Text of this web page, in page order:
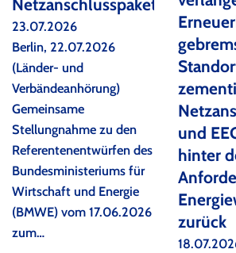
Netzanschlusspaket
23.07.2026
Berlin, 22.07.2026
(Länder- und
Verbändeanhörung)
Gemeinsame
Stellungnahme zu den
Referentenentwürfen des
Bundesministeriums für
Wirtschaft und Energie
(BMWE) vom 17.06.2026
zum…
und
hinter
zurück